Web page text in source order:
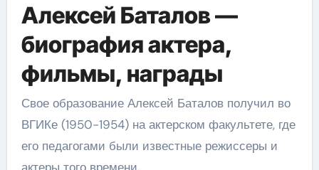
Алексей Баталов —
биография актера,
фильмы, награды
Свое образование Алексей Баталов получил во
ВГИКе (1950-1954) на актерском факультете, где
его педагогами были известные режиссеры и